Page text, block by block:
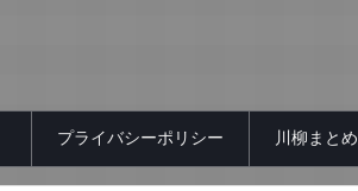
プライバシーポリシー 川柳まとめ